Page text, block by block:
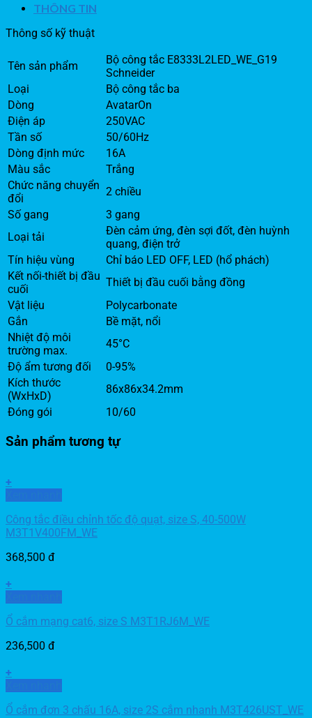
THÔNG TIN
Thông số kỹ thuật
Tên sản phẩm
Bộ công tắc E8333L2LED_WE_G19
Schneider
Loại
Bộ công tắc ba
Dòng
AvatarOn
Điện áp
250VAC
Tần số
50/60Hz
Dòng định mức
16A
Màu sắc
Trắng
Chức năng chuyển
đổi
2 chiều
Số gang
3 gang
Loại tải
Đèn cảm ứng, đèn sợi đốt, đèn huỳnh
quang, điện trở
Tín hiệu vùng
Chỉ báo LED OFF, LED (hổ phách)
Kết nối-thiết bị đầu
cuối
Thiết bị đầu cuối bằng đồng
Vật liệu
Polycarbonate
Gắn
Bề mặt, nổi
Nhiệt độ môi
trường max.
45°C
Độ ẩm tương đối
0-95%
Kích thước
(WxHxD)
86x86x34.2mm
Đóng gói
10/60
Sản phẩm tương tự
+
Công tắc điều chỉnh tốc độ quạt, size S, 40-500W
M3T1V400FM_WE
368,500 đ
+
Ổ cắm mạng cat6, size S M3T1RJ6M_WE
236,500 đ
+
Ổ cắm đơn 3 chấu 16A, size 2S cắm nhanh M3T426UST_WE